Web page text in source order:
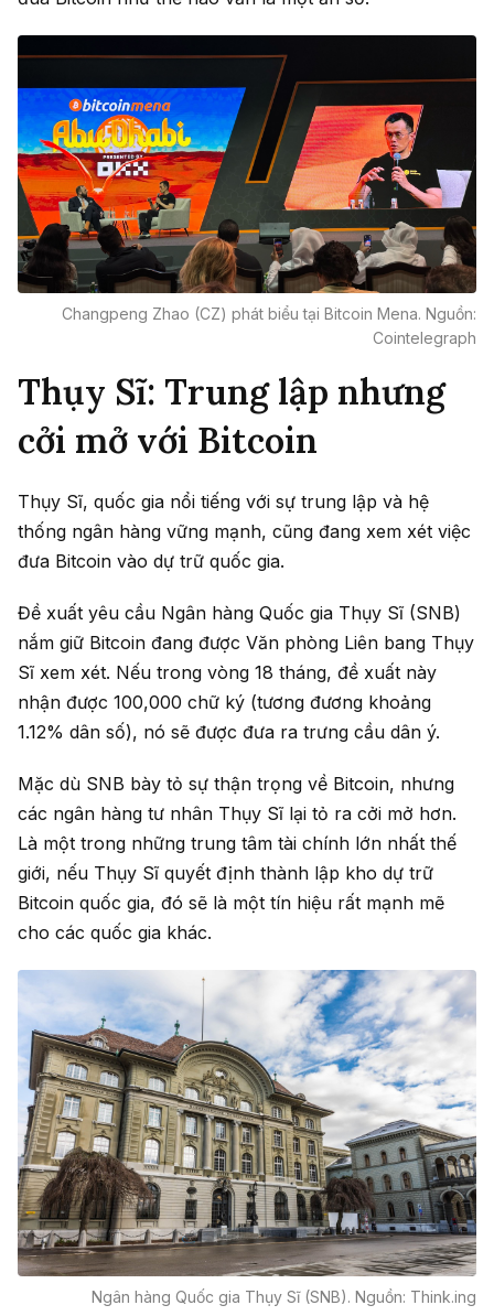
Changpeng Zhao (CZ) phát biểu tại Bitcoin Mena. Nguồn:
Cointelegraph
Thụy Sĩ: Trung lập nhưng
cởi mở với Bitcoin
Thụy Sĩ, quốc gia nổi tiếng với sự trung lập và hệ
thống ngân hàng vững mạnh, cũng đang xem xét việc
đưa Bitcoin vào dự trữ quốc gia.
Đề xuất yêu cầu Ngân hàng Quốc gia Thụy Sĩ (SNB)
nắm giữ Bitcoin đang được Văn phòng Liên bang Thụy
Sĩ xem xét. Nếu trong vòng 18 tháng, đề xuất này
nhận được 100,000 chữ ký (tương đương khoảng
1.12% dân số), nó sẽ được đưa ra trưng cầu dân ý.
Mặc dù SNB bày tỏ sự thận trọng về Bitcoin, nhưng
các ngân hàng tư nhân Thụy Sĩ lại tỏ ra cởi mở hơn.
Là một trong những trung tâm tài chính lớn nhất thế
giới, nếu Thụy Sĩ quyết định thành lập kho dự trữ
Bitcoin quốc gia, đó sẽ là một tín hiệu rất mạnh mẽ
cho các quốc gia khác.
Ngân hàng Quốc gia Thụy Sĩ (SNB). Nguồn: Think.ing